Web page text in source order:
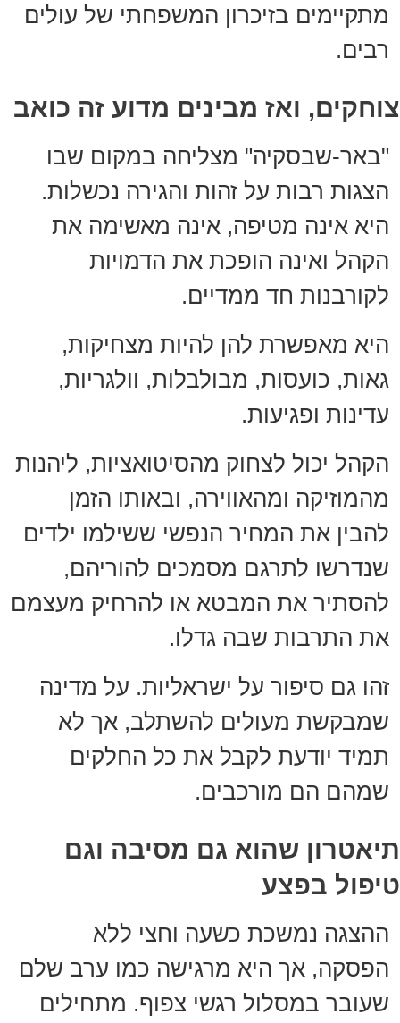
מתקיימים בזיכרון המשפחתי של עולים
רבים.
צוחקים, ואז מבינים מדוע זה כואב
"באר-שבסקיה" מצליחה במקום שבו
הצגות רבות על זהות והגירה נכשלות.
היא אינה מטיפה, אינה מאשימה את
הקהל ואינה הופכת את הדמויות
לקורבנות חד ממדיים.
היא מאפשרת להן להיות מצחיקות,
גאות, כועסות, מבולבלות, וולגריות,
עדינות ופגיעות.
הקהל יכול לצחוק מהסיטואציות, ליהנות
מהמוזיקה ומהאווירה, ובאותו הזמן
להבין את המחיר הנפשי ששילמו ילדים
שנדרשו לתרגם מסמכים להוריהם,
להסתיר את המבטא או להרחיק מעצמם
את התרבות שבה גדלו.
זהו גם סיפור על ישראליות. על מדינה
שמבקשת מעולים להשתלב, אך לא
תמיד יודעת לקבל את כל החלקים
שמהם הם מורכבים.
תיאטרון שהוא גם מסיבה וגם
טיפול בפצע
ההצגה נמשכת כשעה וחצי ללא
הפסקה, אך היא מרגישה כמו ערב שלם
שעובר במסלול רגשי צפוף. מתחילים